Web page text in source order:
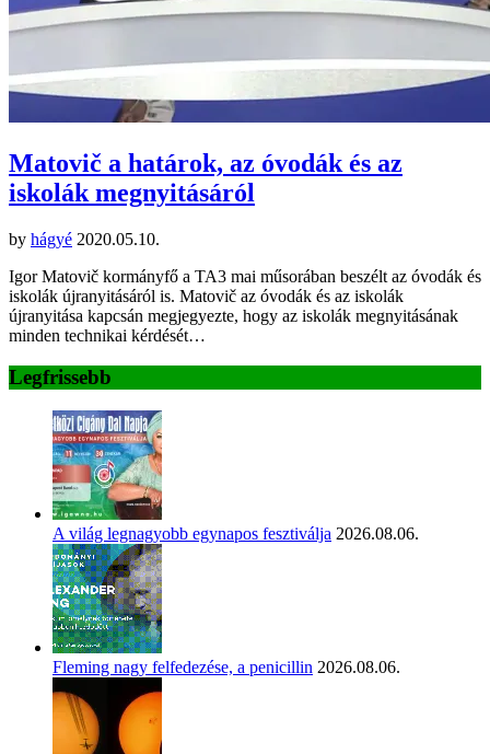
Matovič a határok, az óvodák és az
iskolák megnyitásáról
by hágyé 2020.05.10.
Igor Matovič kormányfő a TA3 mai műsorában beszélt az óvodák és
iskolák újranyitásáról is. Matovič az óvodák és az iskolák
újranyitása kapcsán megjegyezte, hogy az iskolák megnyitásának
minden technikai kérdését…
Legfrissebb
A világ legnagyobb egynapos fesztiválja 2026.08.06.
Fleming nagy felfedezése, a penicillin 2026.08.06.